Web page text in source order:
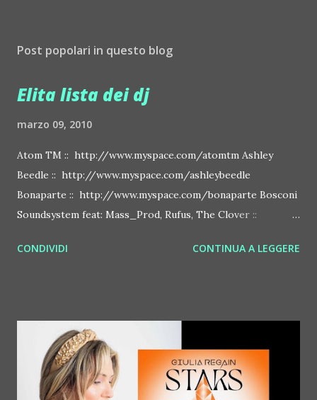
Post popolari in questo blog
Elita lista dei dj
marzo 09, 2010
Atom TM :: http://www.myspace.com/atomtm Ashley
Beedle :: http://www.myspace.com/ashleybeedle
Bonaparte :: http://www.myspace.com/bonaparte Bosconi
Soundsystem feat: Mass_Prod, Rufus, The Clover ::
http://www.myspace.com/benderbyetone Chapelier Fou ::
Deian :: http://www.myspace.com/deiansong Dixon ::
http://www.myspace.com/justdixon Frivolous ::
http://www.myspace.com/frivolouslive Frost ::
http://www.myspace.com/frostnorway Gonzales ::
CONDIVIDI CONTINUA A LEGGERE